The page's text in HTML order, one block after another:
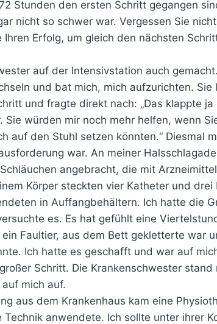
Stunden den ersten Schritt gegangen
nicht so schwer war. Vergessen Sie
Ihren Erfolg, um gleich den nächsten
auf der Intensivstation auch
und bat mich, mich aufzurichten. Sie
und fragte direkt nach: „Das klappte ja
Sie würden mir noch mehr helfen, wenn
auf den Stuhl setzen könnten.“ Diesmal
war. An meiner
angebracht, die mit
Körper steckten vier Katheter und drei
in Auffangbehältern. Ich hatte die
es. Es hat gefühlt eine
Faultier, aus dem Bett gekletterte war
Ich hatte es geschafft und war auf
Schritt. Die Krankenschwester stand
mich auf.
aus dem Krankenhaus kam eine
anwendete. Ich sollte unter ihrer